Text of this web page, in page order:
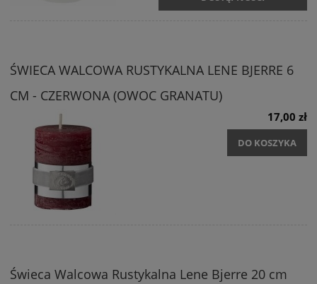
ŚWIECA WALCOWA RUSTYKALNA LENE BJERRE 6
CM - CZERWONA (OWOC GRANATU)
17,00 zł
DO KOSZYKA
Świeca Walcowa Rustykalna Lene Bjerre 20 cm